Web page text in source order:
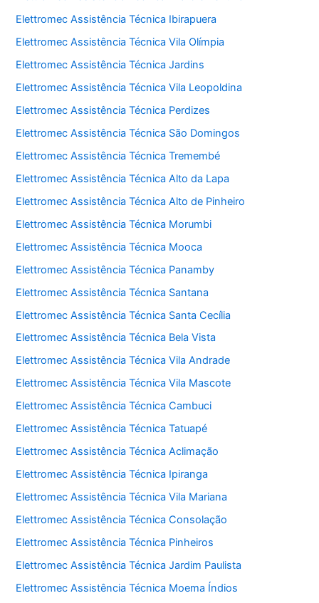
Elettromec Assistência Técnica Ibirapuera
Elettromec Assistência Técnica Vila Olímpia
Elettromec Assistência Técnica Jardins
Elettromec Assistência Técnica Vila Leopoldina
Elettromec Assistência Técnica Perdizes
Elettromec Assistência Técnica São Domingos
Elettromec Assistência Técnica Tremembé
Elettromec Assistência Técnica Alto da Lapa
Elettromec Assistência Técnica Alto de Pinheiro
Elettromec Assistência Técnica Morumbi
Elettromec Assistência Técnica Mooca
Elettromec Assistência Técnica Panamby
Elettromec Assistência Técnica Santana
Elettromec Assistência Técnica Santa Cecília
Elettromec Assistência Técnica Bela Vista
Elettromec Assistência Técnica Vila Andrade
Elettromec Assistência Técnica Vila Mascote
Elettromec Assistência Técnica Cambuci
Elettromec Assistência Técnica Tatuapé
Elettromec Assistência Técnica Aclimação
Elettromec Assistência Técnica Ipiranga
Elettromec Assistência Técnica Vila Mariana
Elettromec Assistência Técnica Consolação
Elettromec Assistência Técnica Pinheiros
Elettromec Assistência Técnica Jardim Paulista
Elettromec Assistência Técnica Moema Índios